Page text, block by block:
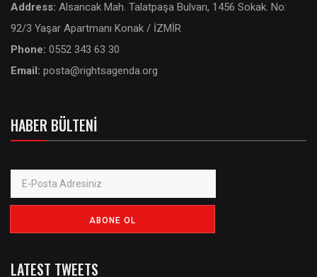
Address: Alsancak Mah. Talatpaşa Bulvarı, 1456 Sokak. No:
92/3 Yaşar Apartmanı Konak / İZMİR
Phone: 0552 343 63 30
Email: posta@rightsagenda.org
HABER BÜLTENI
LATEST TWEETS